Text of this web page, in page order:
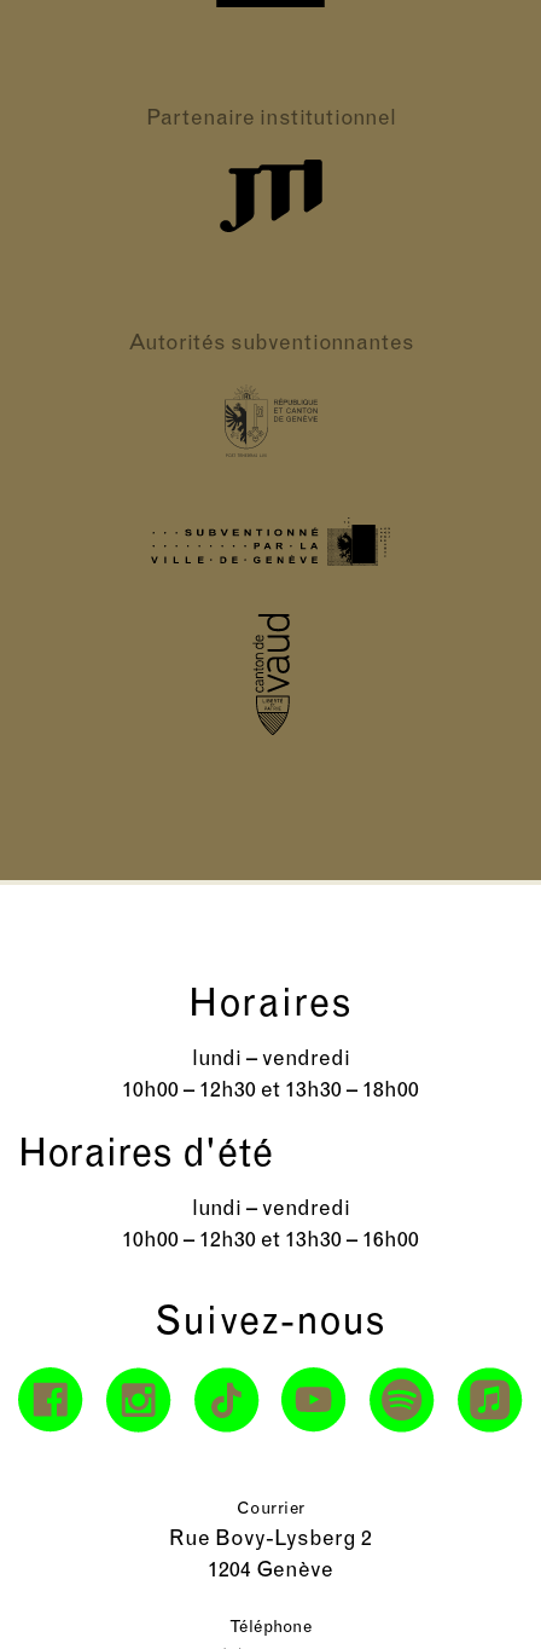
Partenaire institutionnel
Autorités subventionnantes
Horaires
lundi – vendredi
10h00 – 12h30 et 13h30 – 18h00
Horaires d'été
lundi – vendredi
10h00 – 12h30 et 13h30 – 16h00
Suivez-nous
Courrier
Rue Bovy-Lysberg 2
1204 Genève
Téléphone